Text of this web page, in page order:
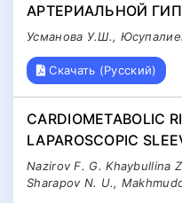
АРТЕРИАЛЬНОЙ
Усманова У.Ш.,
Скачать (Русский)
CARDIOMETABOLIC
LAPAROSCOPIC
Nazirov F. G. Khaybullina
Sharapov N. U.,